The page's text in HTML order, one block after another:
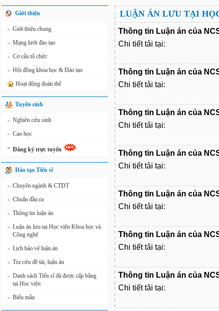
Giới thiệu
» Giới thiệu chung
» Mạng lưới đào tạo
» Cơ cấu tổ chức
» Hội đồng khoa học & Đào tạo
Hoạt động đoàn thể
Tuyển sinh
» Nghiên cứu sinh
» Cao học
» Đăng ký trực tuyến
Đào tạo Tiến sĩ
» Chuyên ngành & CTĐT
» Chuẩn đầu ra
» Thông tin luận án
» Luận án lưu tại Học viện Khoa học và
Công nghệ
» Lịch bảo vệ luận án
» Tra cứu đề tài, luận án
» Danh sách Tiến sĩ đã được cấp bằng
tại Học viện
» Biểu mẫu
LUẬN ÁN LƯU TẠI
Thông tin Luận án của
Chi tiết tải tại:
Thông tin Luận án của
Chi tiết tải tại:
Thông tin Luận án của
Chi tiết tải tại:
Thông tin Luận án của
Chi tiết tải tại:
Thông tin Luận án của
Chi tiết tải tại:
Thông tin Luận án của
Chi tiết tải tại:
Thông tin Luận án của
Chi tiết tải tại: